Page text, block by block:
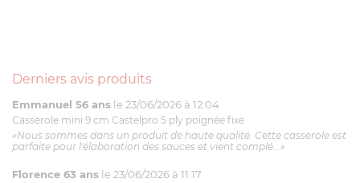
Derniers avis produits
Emmanuel 56 ans le 23/06/2026 à 12:04
Casserole mini 9 cm Castelpro 5 ply poignée fixe
«Nous sommes dans un produit de haute qualité. Cette casserole est
parfaite pour l'élaboration des sauces et vient complé...»
Florence 63 ans le 23/06/2026 à 11:17